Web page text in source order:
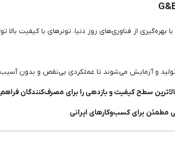
با بهره‌گیری از فناوری‌های روز دنیا، تونرهای با کیفیت
و آزمایش می‌شوند تا عملکردی بی‌نقص و بدون آسیب
سطح کیفیت و بازدهی را برای مصرف‌کنندگان
مطمئن برای کسب‌وکارهای ایرانی